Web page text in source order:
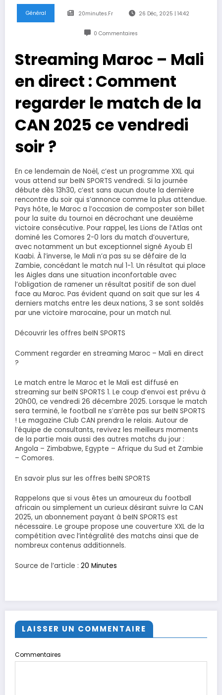
Général 20minutes.fr 26 Déc, 2025 | 14:42
0 Commentaires
Streaming Maroc – Mali
en direct : Comment
regarder le match de la
CAN 2025 ce vendredi
soir ?
En ce lendemain de Noël, c’est un programme XXL qui
vous attend sur beIN SPORTS vendredi. Si la journée
débute dès 13h30, c’est sans aucun doute la dernière
rencontre du soir qui s’annonce comme la plus attendue.
Pays hôte, le Maroc a l’occasion de composter son billet
pour la suite du tournoi en décrochant une deuxième
victoire consécutive. Pour rappel, les Lions de l’Atlas ont
dominé les Comores 2-0 lors du match d’ouverture,
avec notamment un but exceptionnel signé Ayoub El
Kaabi. À l’inverse, le Mali n’a pas su se défaire de la
Zambie, concédant le match nul 1-1. Un résultat qui place
les Aigles dans une situation inconfortable avec
l’obligation de ramener un résultat positif de son duel
face au Maroc. Pas évident quand on sait que sur les 4
derniers matchs entre les deux nations, 3 se sont soldés
par une victoire marocaine, pour un match nul.
Découvrir les offres beIN SPORTS
Comment regarder en streaming Maroc – Mali en direct
?
Le match entre le Maroc et le Mali est diffusé en
streaming sur beIN SPORTS 1. Le coup d’envoi est prévu à
20h00, ce vendredi 26 décembre 2025. Lorsque le match
sera terminé, le football ne s’arrête pas sur beIN SPORTS
! Le magazine Club CAN prendra le relais. Autour de
l’équipe de consultants, revivez les meilleurs moments
de la partie mais aussi des autres matchs du jour :
Angola – Zimbabwe, Egypte – Afrique du Sud et Zambie
– Comores.
En savoir plus sur les offres beIN SPORTS
Rappelons que si vous êtes un amoureux du football
africain ou simplement un curieux désirant suivre la CAN
2025, un abonnement payant à beIN SPORTS est
nécessaire. Le groupe propose une couverture XXL de la
compétition avec l’intégralité des matchs ainsi que de
nombreux contenus additionnels.
Source de l’article : 20 Minutes
LAISSER UN COMMENTAIRE
Commentaires